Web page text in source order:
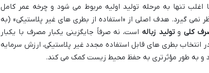
اغلب تنها به مرحله تولید اولیه مربوط می شود و چرخه عمر کامل
گیرد. هدف اصلی از «استفاده از بطری های غیر پلاستیکی» (به
کلی وتولید زباله است، نه صرفاً جایگزینی یکبار مصرف با یکبار
بطری های قابل استفاده مجدد غیر پلاستیکی، ارزش سرمایه
و به طور مؤثرتری به حفظ محیط زیست کمک می کند.